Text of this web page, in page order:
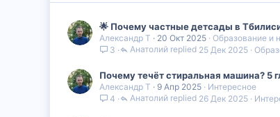
🌟 Почему частные детсады в
Александр Т 20 Окт 2025 Образование и
3
25 Дек 2025
Анатолий
Почему течёт стиральная машина? 5
Александр Т 9 Апр 2025
Интересное
4
26 Дек 2025
Анатолий